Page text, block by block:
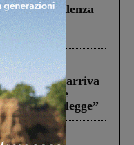
la scadenza
“Un
e fuggi’ arriva
Comune
la legge”